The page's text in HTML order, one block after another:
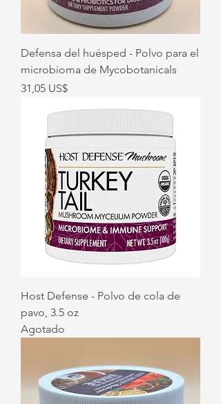
Defensa del huésped - Polvo para el
microbioma de Mycobotanicals
Precio
31,05 US$
Host Defense - Polvo de cola de
pavo, 3.5 oz
Agotado